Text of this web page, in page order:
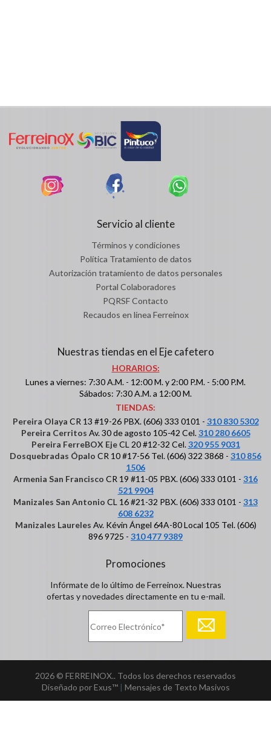
Servicio al cliente
Términos y condiciones
Política Tratamiento de datos
Autorización tratamiento de datos personales
Portal Colaboradores
PQRSF Contacto
Recaudos en línea Ferreinox
Nuestras tiendas en el Eje cafetero
HORARIOS:
Lunes a viernes: 7:30 A.M. - 12:00 M. y 2:00 P.M. - 5:00 P.M.
Sábados: 7:30 A.M. a 12:00 M.
TIENDAS:
Pereira Olaya CR 13 #19-26 PBX. (606) 333 0101 - 310 830 5302
Pereira Cerritos Av. 30 de agosto 105-42 Cel.310 280 6605
Pereira FerreBOX EjeCL 20 #12-32 Cel.320 955 9031
Dosquebradas Ópalo CR 10 #17-56 Tel. (606) 322 3868 - 310 856
1506
Armenia San Francisco CR 19 #11-05 PBX. (606) 333 0101 - 316
521 9904
Manizales San Antonio CL 16 #21-32 PBX. (606) 333 0101 - 313
608 6232
Manizales Laureles Av. Kévin Ángel 64A-80 Local 105 Tel. (606)
896 9725 - 310 477 9389
Promociones
Infórmate de lo último de Ferreinox. Nuestras
ofertas y novedades directamente en tu e-mail.
2026 © FERREINOX.. Todos los derechos reservados
Diseñado por Exus™| Mensajes de Texto Masivos